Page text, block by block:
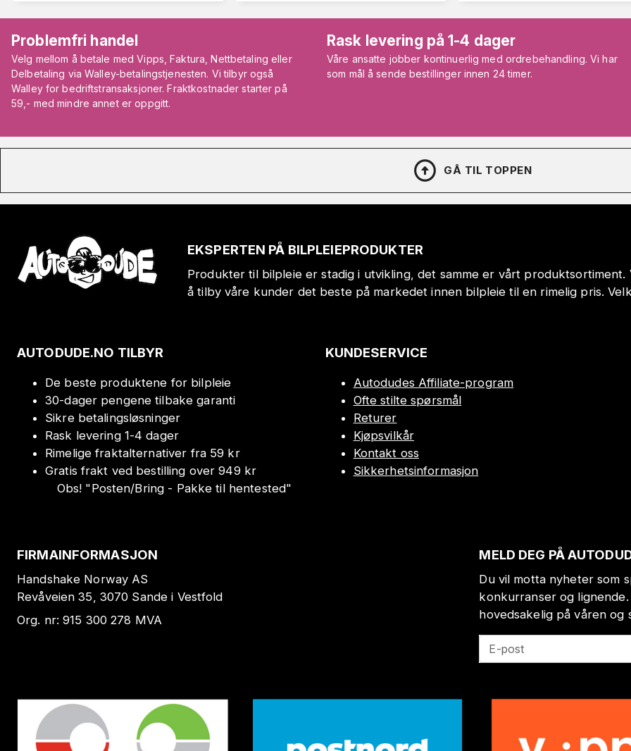
Problemfri handel
Velg mellom å betale med Vipps, Faktura, Nettbetaling eller
Delbetaling via Walley-betalingstjenesten. Vi tilbyr også
Walley for bedriftstransaksjoner. Fraktkostnader starter på
59,- med mindre annet er oppgitt.
Rask levering på 1-4 dager
Våre ansatte jobber kontinuerlig med ordrebehandling. Vi har
som mål å sende bestillinger innen 24 timer.
GÅ TIL TOPPEN
EKSPERTEN PÅ BILPLEIEPRODUKTER
Produkter til bilpleie er stadig i utvikling, det samme er vårt
å tilby våre kunder det beste på markedet innen bilpleie til en rimelig pris.
AUTODUDE.NO TILBYR
De beste produktene for bilpleie
30-dager pengene tilbake garanti
Sikre betalingsløsninger
Rask levering 1-4 dager
Rimelige fraktalternativer fra 59 kr
Gratis frakt ved bestilling over 949 kr
Obs! "Posten/Bring - Pakke til hentested"
KUNDESERVICE
Autodudes Affiliate-program
Ofte stilte spørsmål
Returer
Kjøpsvilkår
Kontakt oss
Sikkerhetsinformasjon
FIRMAINFORMASJON
Handshake Norway AS
Revåveien 35, 3070 Sande i Vestfold
Org. nr:915 300 278 MVA
MELD DEG PÅ
Du vil motta nyheter som
konkurranser og
hovedsakelig på våren og
E-post